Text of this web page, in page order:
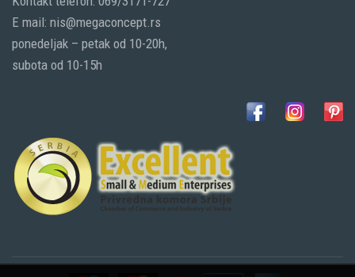
E mail: nis@megaconcept.rs
ponedeljak – petak od 10-20h,
subota od 10-15h